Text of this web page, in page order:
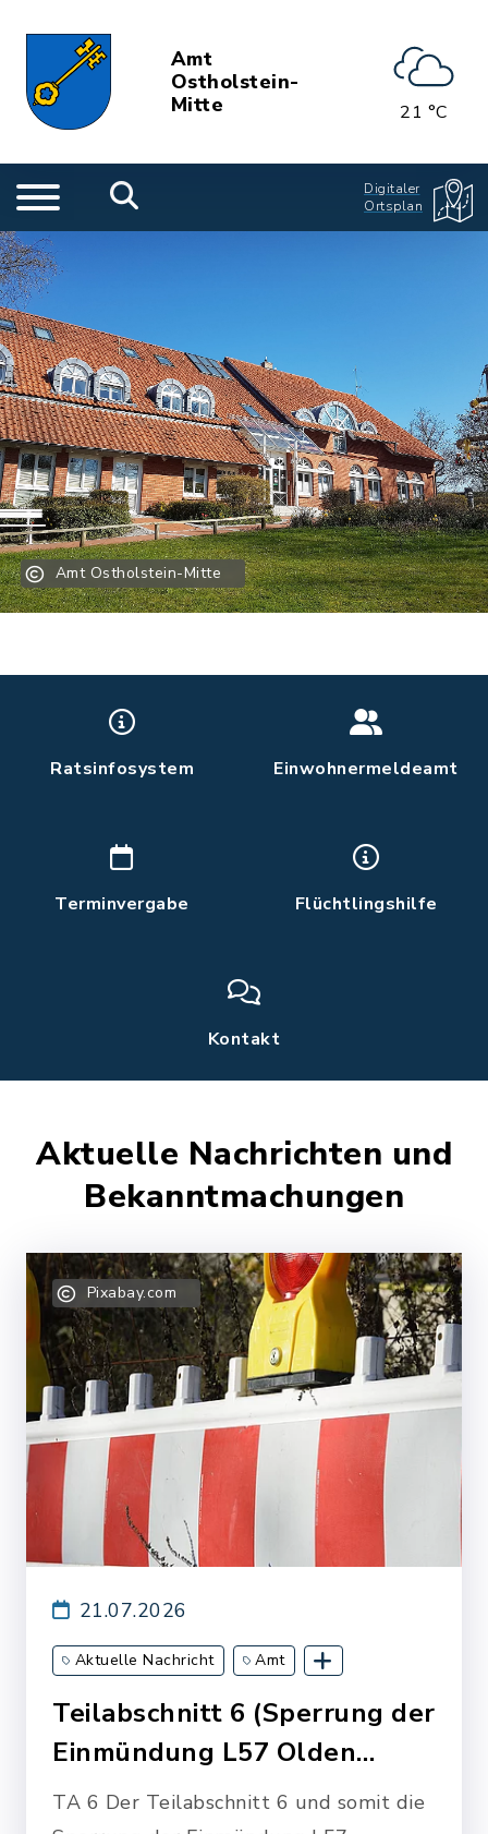
Amt
Ostholstein-
Mitte
21 °C
Digitaler
Ortsplan
Amt Ostholstein-Mitte
Ratsinfosystem Einwohnermeldeamt
Terminvergabe Flüchtlingshilfe
Kontakt
Aktuelle Nachrichten und
Bekanntmachungen
Teilabschnitt 6 (Sperrung der
Einmündung L57 Olden…
TA 6 Der Teilabschnitt 6 und somit die
21.07.2026
Aktuelle Nachricht
Amt
Schönwalde am Bungsberg
Pixabay.com